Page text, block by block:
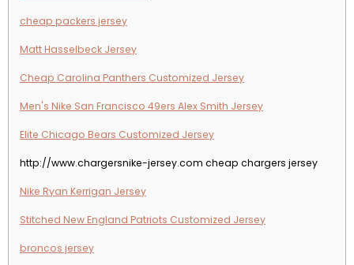
cheap packers jersey
Matt Hasselbeck Jersey
Cheap Carolina Panthers Customized Jersey
Men's Nike San Francisco 49ers Alex Smith Jersey
Elite Chicago Bears Customized Jersey
http://www.chargersnike-jersey.com cheap chargers jersey
Nike Ryan Kerrigan Jersey
Stitched New England Patriots Customized Jersey
broncos jersey